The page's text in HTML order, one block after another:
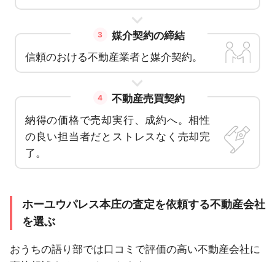
3
媒介契約の締結
信頼のおける不動産業者と媒介契約。
4
不動産売買契約
納得の価格で売却実行、成約へ。相性
の良い担当者だとストレスなく売却完
了。
ホーユウパレス本庄の査定を依頼する不動産会社
を選ぶ
おうちの語り部では口コミで評価の高い不動産会社に